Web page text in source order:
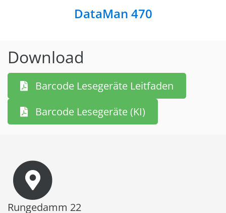
DataMan 470
Download
Barcode Lesegeräte Leitfaden
Barcode Lesegeräte (KI)
Rungedamm 22